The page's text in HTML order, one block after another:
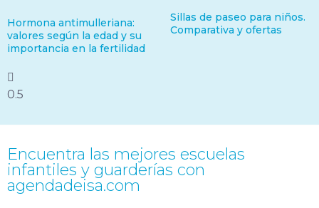
Hormona antimulleriana:
valores según la edad y su
importancia en la fertilidad
Sillas de paseo para niños.
Comparativa y ofertas
Encuentra las mejores escuelas
infantiles y guarderías con
agendadeisa.com